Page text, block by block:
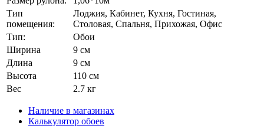
Тип
помещения:
Лоджия, Кабинет, Кухня, Гостиная,
Столовая, Спальня, Прихожая, Офис
Тип:
Обои
Ширина
9 см
Длина
9 см
Высота
110 см
Вес
2.7 кг
Наличие в магазинах
Калькулятор обоев